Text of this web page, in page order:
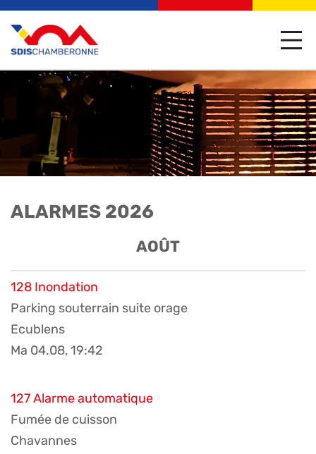
ALARMES 2026
AOÛT
128 Inondation
Parking souterrain suite orage
Ecublens
Ma 04.08, 19:42
127 Alarme automatique
Fumée de cuisson
Chavannes